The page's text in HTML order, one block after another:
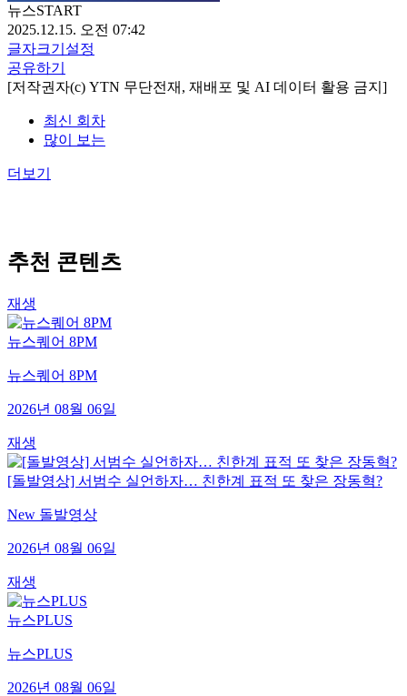
뉴스START
2025.12.15. 오전 07:42
글자크기설정
공유하기
[저작권자(c) YTN 무단전재, 재배포 및 AI 데이터 활용 금지]
최신 회차
많이 보는
더보기
추천 콘텐츠
재생
뉴스퀘어 8PM
뉴스퀘어 8PM
2026년 08월 06일
재생
[돌발영상] 서범수 실언하자… 친한계 표적 또 찾은 장동혁?
New 돌발영상
2026년 08월 06일
재생
뉴스PLUS
뉴스PLUS
2026년 08월 06일